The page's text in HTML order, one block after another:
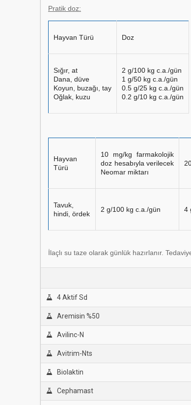
Pratik doz:
Hayvan Türü Doz
Sığır, at
Dana, düve
Koyun, buzağı, tay
Oğlak, kuzu
2 g/100 kg c.a./gün
1 g/50 kg c.a./gün
0.5 g/25 kg c.a./gün
0.2 g/10 kg c.a./gün
Hayvan
Türü
10 mg/kg farmakolojik
doz hesabıyla verilecek
Neomar miktarı
Tavuk,
hindi, ördek
2 g/100 kg c.a./gün 4
İlaçlı su taze olarak günlük hazırlanır.
4 Aktif Sd
Aremisin %50
Avilinc-N
Avitrim-Nts
Biolaktin
Cephamast